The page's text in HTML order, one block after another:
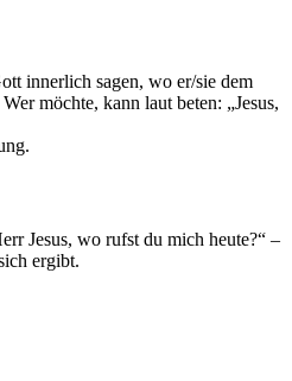
innerlich sagen, wo er/sie dem
möchte, kann laut beten: „Jesus,
Jesus, wo rufst du mich heute?“ –
ergibt.